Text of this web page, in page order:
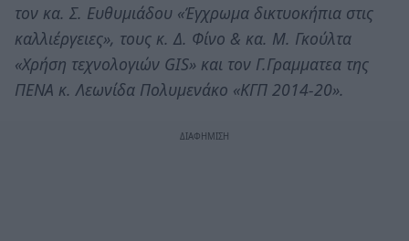
τον κα. Σ. Ευθυμιάδου «Έγχρωμα δικτυοκήπια στις
καλλιέργειες», τους κ. Δ. Φίνο & κα. Μ. Γκούλτα
«Χρήση τεχνολογιών GIS» και τον Γ.Γραμματεα της
ΠΕΝΑ κ. Λεωνίδα Πολυμενάκο «ΚΓΠ 2014-20».